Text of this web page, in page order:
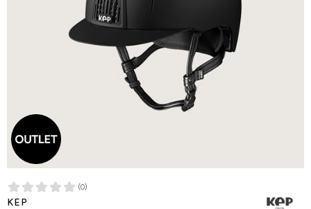
(0)
KEP